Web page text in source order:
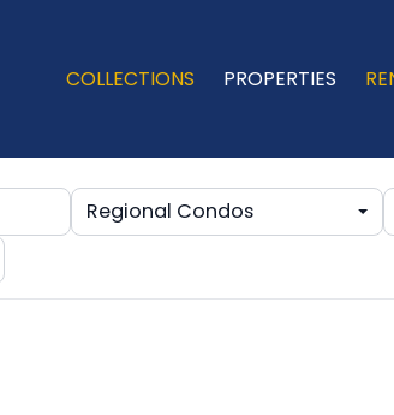
COLLECTIONS PROPERTIES
Regional Condos